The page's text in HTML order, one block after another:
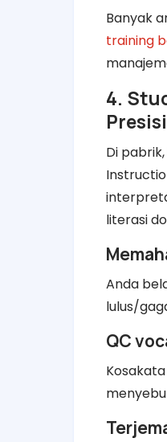
Banyak
training
4.
Presisi
Di
literasi
Anda
lulus/
QC